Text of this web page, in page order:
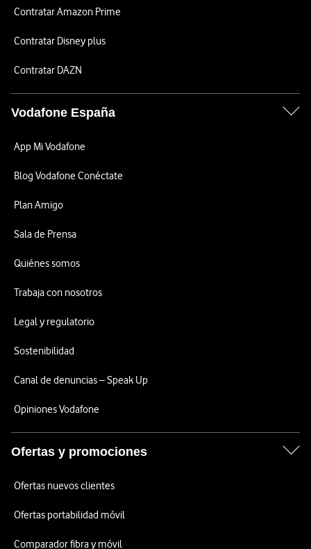
Contratar Amazon Prime
Contratar Disney plus
Contratar DAZN
Vodafone España
App Mi Vodafone
Blog Vodafone Conéctate
Plan Amigo
Sala de Prensa
Quiénes somos
Trabaja con nosotros
Legal y regulatorio
Sostenibilidad
Canal de denuncias – Speak Up
Opiniones Vodafone
Ofertas y promociones
Ofertas nuevos clientes
Ofertas portabilidad móvil
Comparador fibra y móvil